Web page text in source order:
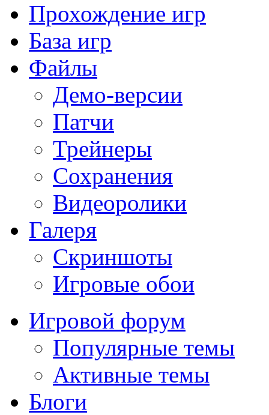
Прохождение игр
База игр
Файлы
Демо-версии
Патчи
Трейнеры
Сохранения
Видеоролики
Галеря
Скриншоты
Игровые обои
Игровой форум
Популярные темы
Активные темы
Блоги